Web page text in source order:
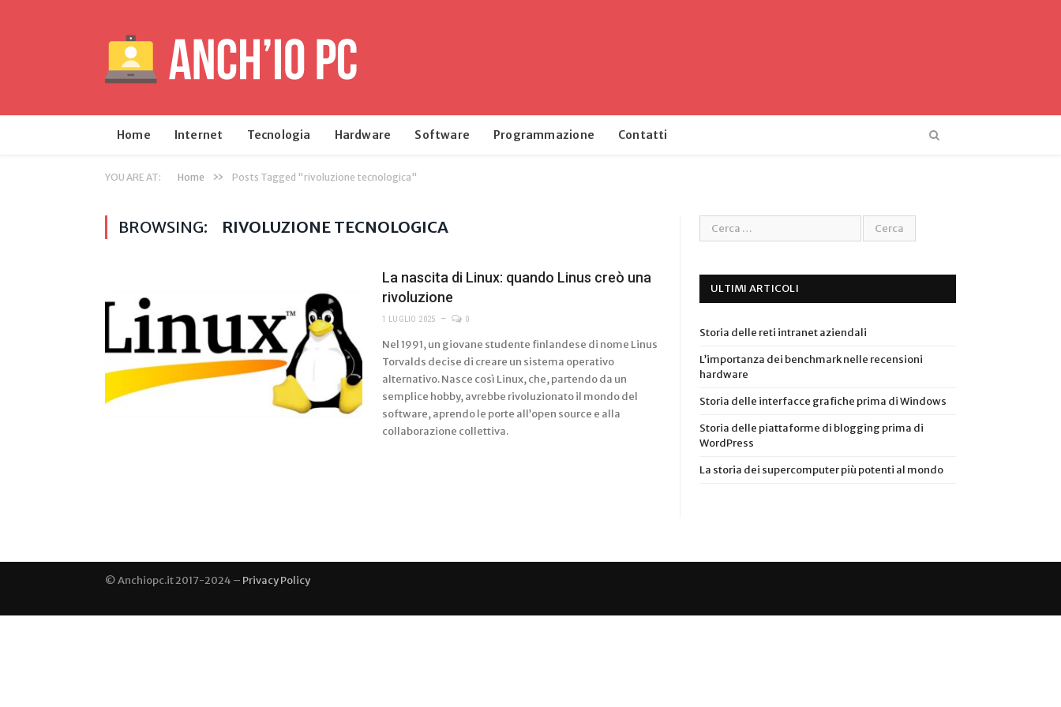
Home Internet Tecnologia Hardware Software Programmazione Contatti
YOU ARE AT: Home » Posts Tagged "rivoluzione tecnologica"
BROWSING: RIVOLUZIONE TECNOLOGICA
La nascita di Linux: quando Linus creò una
rivoluzione
1 LUGLIO 2025 0
Nel 1991, un giovane studente finlandese di nome Linus
Torvalds decise di creare un sistema operativo
alternativo. Nasce così Linux, che, partendo da un
semplice hobby, avrebbe rivoluzionato il mondo del
software, aprendo le porte all’open source e alla
collaborazione collettiva.
ULTIMI ARTICOLI
Storia delle reti intranet aziendali
L’importanza dei benchmark nelle recensioni
hardware
Storia delle interfacce grafiche prima di Windows
Storia delle piattaforme di blogging prima di
WordPress
La storia dei supercomputer più potenti al mondo
© Anchiopc.it 2017-2024 – Privacy Policy